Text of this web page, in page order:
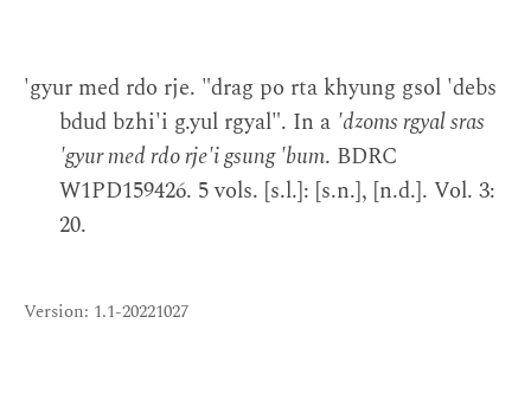
'gyur med rdo rje. "drag po rta khyung gsol 'debs
bdud bzhi'i g.yul rgyal". In a 'dzoms rgyal sras
'gyur med rdo rje'i gsung 'bum. BDRC
W1PD159426. 5 vols. [s.l.]: [s.n.], [n.d.]. Vol. 3:
20.
Version: 1.1-20221027